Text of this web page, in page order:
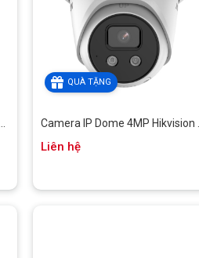
QUÀ TẶNG
Camera IP Dome 4MP Hikvision ...
Liên hệ